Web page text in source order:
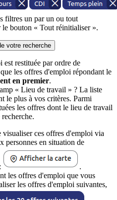
filtres un par un ou tout
bouton « Tout réinitialiser ».
votre recherche
restituée par ordre de
les offres d'emploi répondant le
en premier.
« Lieu de travail » ? La liste
le plus à vos critères. Parmi
les offres dont le lieu de travail
ces offres d'emploi via
personnes en situation de
.
les offres d'emploi que vous
les offres d'emploi suivantes,